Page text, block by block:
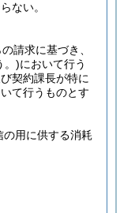
ない。
請求に基づき、
。)において行う
契約課長が特に
て行うものとす
用に供する消耗